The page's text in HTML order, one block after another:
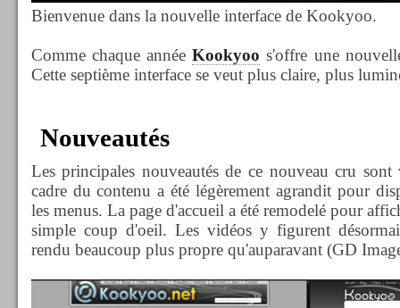
Bienvenue dans la nouvelle interface de Kookyoo.
Comme chaque annéeKookyoo s'offre une
Cette septième interface se veut plus claire, plus
Nouveautés
Les principales nouveautés de ce nouveau cru
cadre du contenu a été légèrement agrandit pour
les menus. La page d'accueil a été remodelé pour
simple coup d'oeil. Les vidéos y figurent
rendu beaucoup plus propre qu'auparavant (GD